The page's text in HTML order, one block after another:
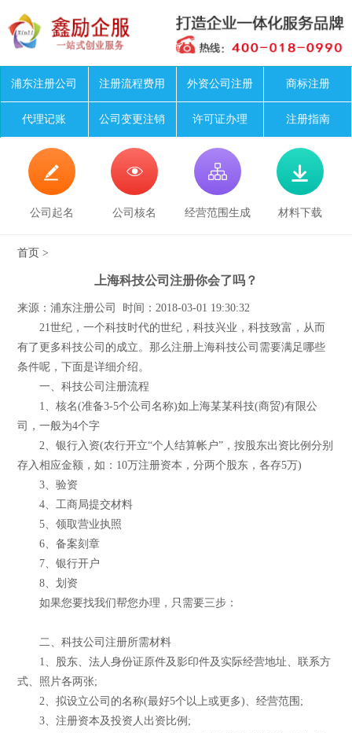
浦东注册公司 注册流程费用 外资公司注册 商标注册
代理记账 公司变更注销 许可证办理 注册指南

公司起名

公司核名

经营范围生成

材料下载
首页 >
上海科技公司注册你会了吗？
来源：浦东注册公司 时间：2018-03-01 19:30:32
21世纪，一个科技时代的世纪，科技兴业，科技致富，从而
有了更多科技公司的成立。那么注册上海科技公司需要满足哪些
条件呢，下面是详细介绍。
一、科技公司注册流程
1、核名(准备3-5个公司名称)如上海某某科技(商贸)有限公
司，一般为4个字
2、银行入资(农行开立“个人结算帐户”，按股东出资比例分别
存入相应金额，如：10万注册资本，分两个股东，各存5万)
3、验资
4、工商局提交材料
5、领取营业执照
6、备案刻章
7、银行开户
8、划资
如果您要找我们帮您办理，只需要三步：
二、科技公司注册所需材料
1、股东、法人身份证原件及影印件及实际经营地址、联系方
式、照片各两张;
2、拟设立公司的名称(最好5个以上或更多)、经营范围;
3、注册资本及投资人出资比例;